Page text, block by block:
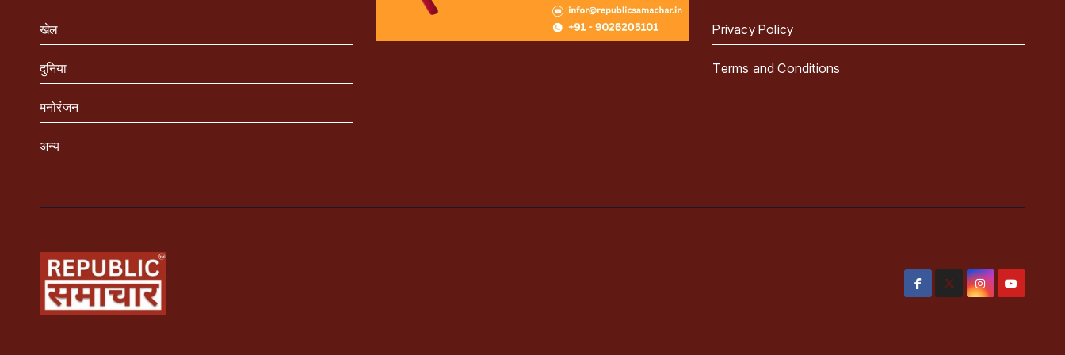
खेल
दुनिया
मनोरंजन
अन्य
Privacy Policy
Terms and Conditions